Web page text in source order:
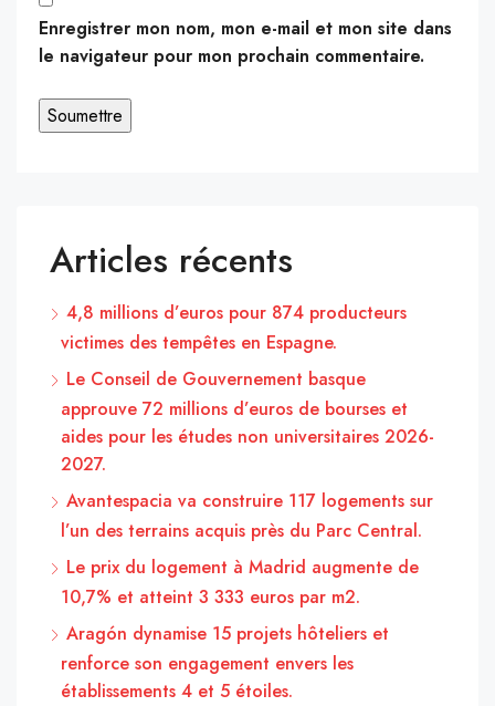
Enregistrer mon nom, mon e-mail et mon site dans
le navigateur pour mon prochain commentaire.
Articles récents
4,8 millions d’euros pour 874 producteurs
victimes des tempêtes en Espagne.
Le Conseil de Gouvernement basque
approuve 72 millions d’euros de bourses et
aides pour les études non universitaires 2026-
2027.
Avantespacia va construire 117 logements sur
l’un des terrains acquis près du Parc Central.
Le prix du logement à Madrid augmente de
10,7% et atteint 3 333 euros par m2.
Aragón dynamise 15 projets hôteliers et
renforce son engagement envers les
établissements 4 et 5 étoiles.